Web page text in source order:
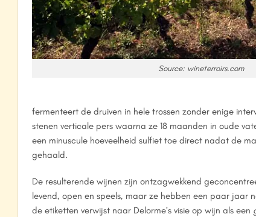
Source: wineterroirs.com
fermenteert de druiven in hele trossen zonder enige
stenen verticale pers waarna ze 18 maanden in oude
een minuscule hoeveelheid sulfiet toe direct nadat de
gehaald.
De resulterende wijnen zijn ontzagwekkend
levend, open en speels, maar ze hebben een paar jaar
de etiketten verwijst naar Delorme’s visie op wijn als een